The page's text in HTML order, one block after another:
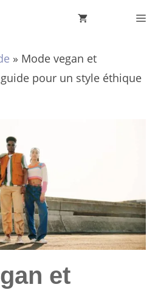
» Mode vegan et
pour un style éthique
et